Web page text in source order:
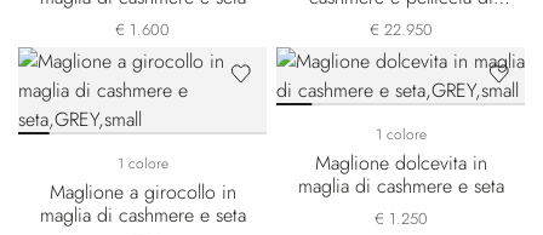
€ 1.600
Orylag
€ 22.950
1 colore
Maglione a girocollo in
maglia di cashmere e seta
1 colore
Maglione dolcevita in
maglia di cashmere e seta
€ 1.250